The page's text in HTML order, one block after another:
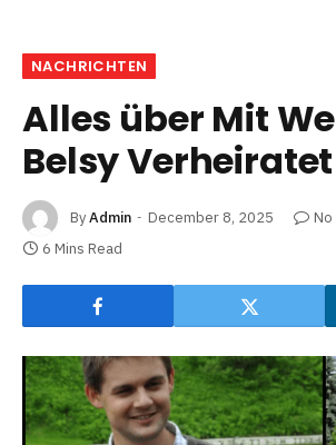
NACHRICHTEN
Alles über Mit
Belsy Verheiratet
ByAdmin December 8, 2025
No
6 Mins Read